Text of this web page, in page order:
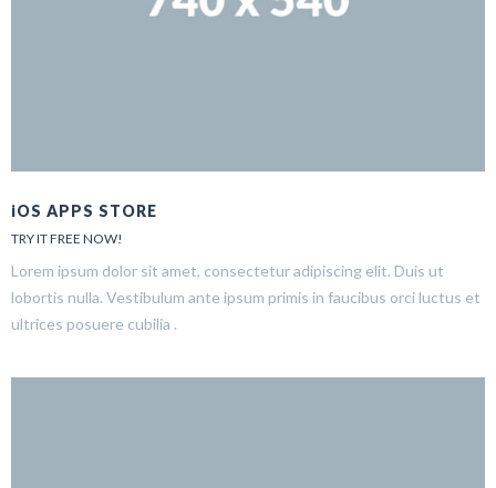
iOS APPS STORE
TRY IT FREE NOW!
Lorem ipsum dolor sit amet, consectetur adipiscing elit. Duis ut
lobortis nulla. Vestibulum ante ipsum primis in faucibus orci luctus et
ultrices posuere cubilia .